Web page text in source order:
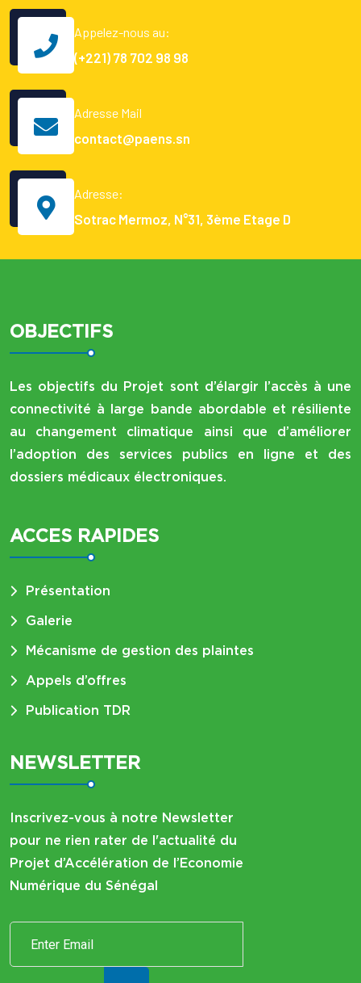
Appelez-nous au:
(+221) 78 702 98 98
Adresse Mail
contact@paens.sn
Adresse:
Sotrac Mermoz, N°31, 3ème Etage D
OBJECTIFS
Les objectifs du Projet sont d’élargir l’accès à une
connectivité à large bande abordable et résiliente
au changement climatique ainsi que d’améliorer
l’adoption des services publics en ligne et des
dossiers médicaux électroniques.
ACCES RAPIDES
Présentation
Galerie
Mécanisme de gestion des plaintes
Appels d’offres
Publication TDR
NEWSLETTER
Inscrivez-vous à notre Newsletter
pour ne rien rater de l'actualité du
Projet d’Accélération de l’Economie
Numérique du Sénégal